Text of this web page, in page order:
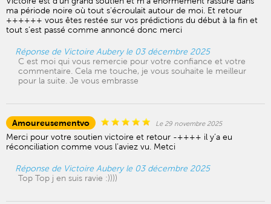
ma période noire où tout s’écroulait autour de moi. Et retour
++++++ vous êtes restée sur vos prédictions du début à la fin et
tout s’est passé comme annoncé donc merci
Réponse de Victoire Aubery le 03 décembre 2025
C est moi qui vous remercie pour votre confiance et votre
commentaire. Cela me touche, je vous souhaite le meilleur
pour la suite. Je vous embrasse
Amoureusementvo Le 29 novembre 2025
Merci pour votre soutien victoire et retour -++++ il y’a eu
réconciliation comme vous l’aviez vu. Metci
Réponse de Victoire Aubery le 03 décembre 2025
Top Top j en suis ravie :))))